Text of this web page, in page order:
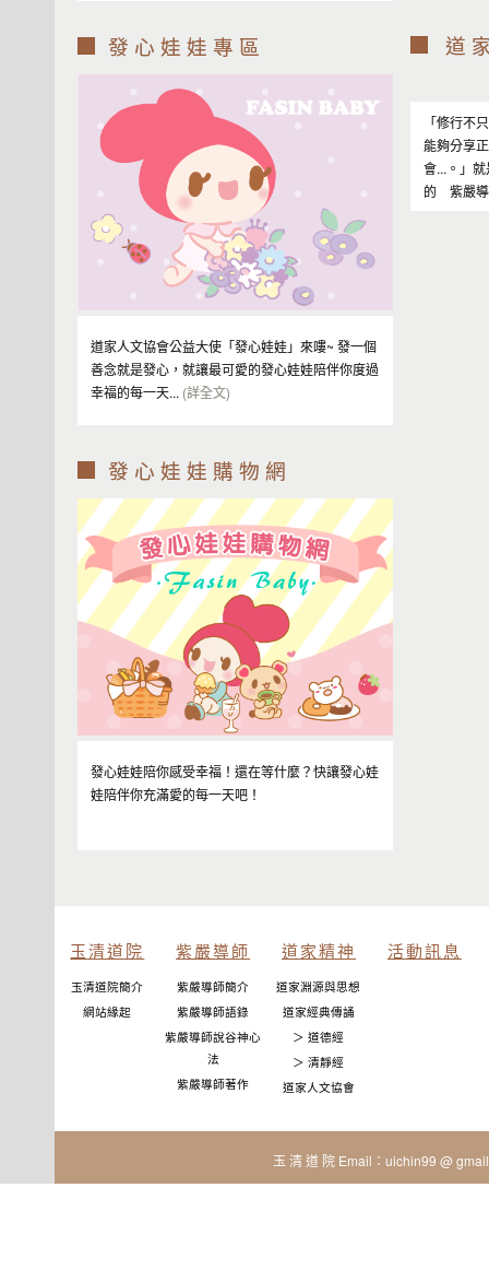
發 心 娃 娃 專 區
道家人文協會公益大使「發心娃娃」來嘍~ 發一個
善念就是發心，就讓最可愛的發心娃娃陪伴你度過
幸福的每一天... (詳全文)
發 心 娃 娃 購 物 網
發心娃娃陪你感受幸福！還在等什麼？快讓發心娃
娃陪伴你充滿愛的每一天吧！
道
「修行不
能夠分享
會...。」
的 紫嚴導
玉清道院
玉清道院簡介
網站緣起
紫嚴導師
紫嚴導師簡介
紫嚴導師語錄
紫嚴導師說谷神心
法
紫嚴導師著作
道家精神
道家淵源與思想
道家經典傳誦
＞ 道德經
＞ 清靜經
道家人文協會
活動訊息
玉 清 道 院 Email：uichin99 @